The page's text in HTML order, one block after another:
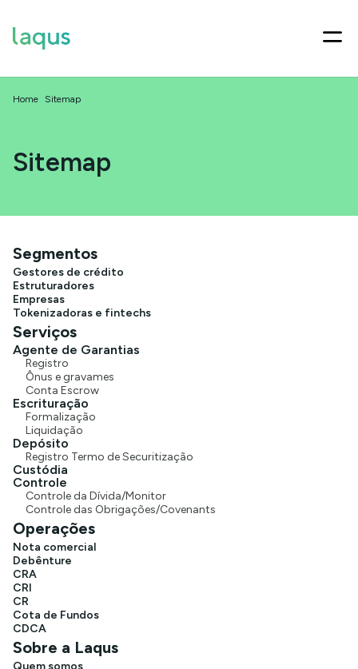
Home Sitemap
Sitemap
Segmentos
Gestores de crédito
Estruturadores
Empresas
Tokenizadoras e fintechs
Serviços
Agente de Garantias
Registro
Ônus e gravames
Conta Escrow
Escrituração
Formalização
Liquidação
Depósito
Registro Termo de Securitização
Custódia
Controle
Controle da Dívida/Monitor
Controle das Obrigações/Covenants
Operações
Nota comercial
Debênture
CRA
CRI
CR
Cota de Fundos
CDCA
Sobre a Laqus
Quem somos